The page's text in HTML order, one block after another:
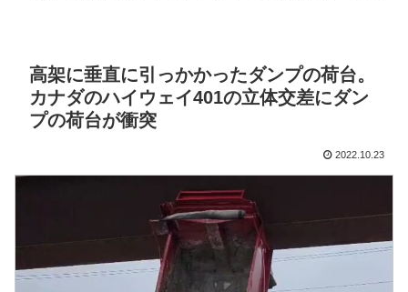
高架に垂直に引っかかったダンプの荷台。
カナダのハイウェイ401の立体交差にダン
プの荷台が衝突
2022.10.23